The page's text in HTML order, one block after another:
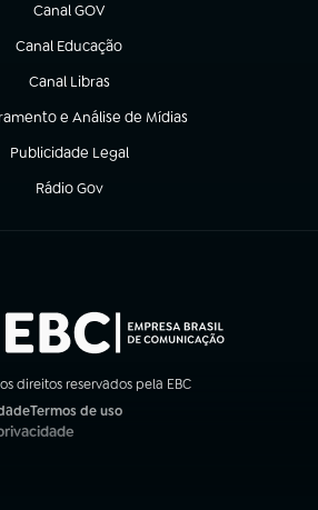
Canal GOV
(abre em nova aba)
Canal Educação
(abre em nova aba)
Canal Libras
(abre em nova aba)
e Análise de Mídias
nova aba)
Publicidade Legal
(abre em nova aba)
Rádio Gov
(abre em nova aba)
direitos reservados pela EBC
Termos de uso
(abre em nova aba)